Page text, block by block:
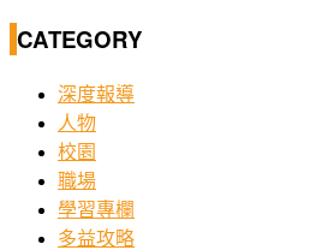
CATEGORY
深度報導
人物
校園
職場
學習專欄
多益攻略